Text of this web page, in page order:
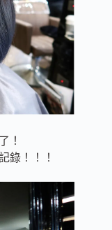
！
錄！！！